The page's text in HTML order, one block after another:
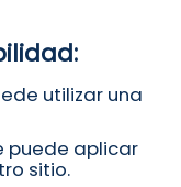
utilizar una
puede aplicar
sitio.